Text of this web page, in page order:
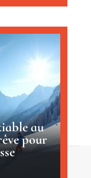
au
pour